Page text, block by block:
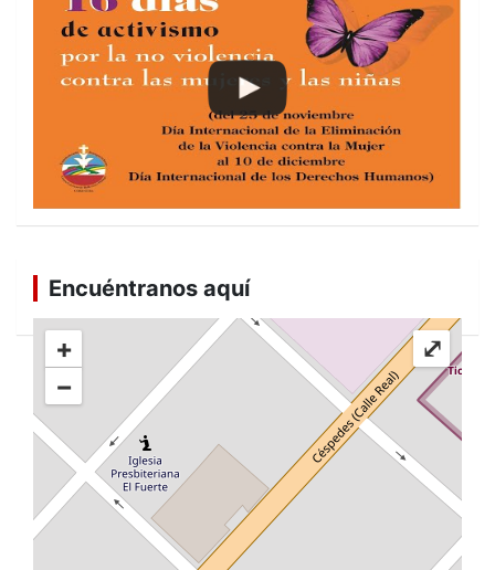
Encuéntranos aquí
+
−
⤢